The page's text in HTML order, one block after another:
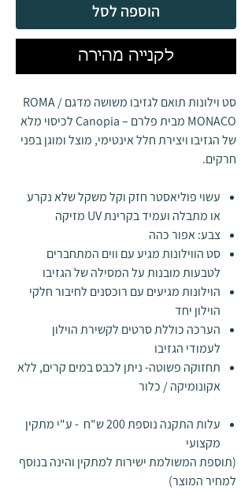
הוספה לסל
לקנייה מהירה
סט וילונות תואם לגזיבו משושה מדגם ROMA /
MONACO מבית פלרם – Canopia לכיסוי מלא
של הגזיבו ויצירת חלל אינטימי, מוצל ומוגן בפני
חרקים.
עשוי פוליאסטר חזק וקל משקל שלא נקרע
או מתבלה ועמיד בקרינת UV מזיקה
צבע: אפור כהה
סט הווילונות מגיע עם ווים המתחברים
לטבעות מובנות על המסילה של הגזיבו
הוילונות מגיעים עם רוכסנים לחיבור חלקי
הוילון יחד
הערכה כוללת סרטים לקשירת הוילון
לעמודי הגזיבו
תחזוקה פשוטה- ניתן לכבס במים קרים, ללא
אקונומיקה / כלור
עלות התקנה נוספת 200 ש"ח - ע"י מתקין
מקצועי
(תוספת המשולמת ישירות למתקין והינה בנוסף
למחיר המוצר)